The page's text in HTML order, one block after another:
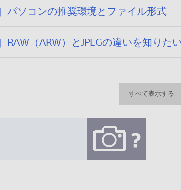
パソコンの推奨環境とファイル形式
RAW（ARW）とJPEGの違いを知りたい
すべて表示する